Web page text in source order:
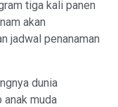
tiga kali panen
akan
jadwal penanaman
dunia
anak muda